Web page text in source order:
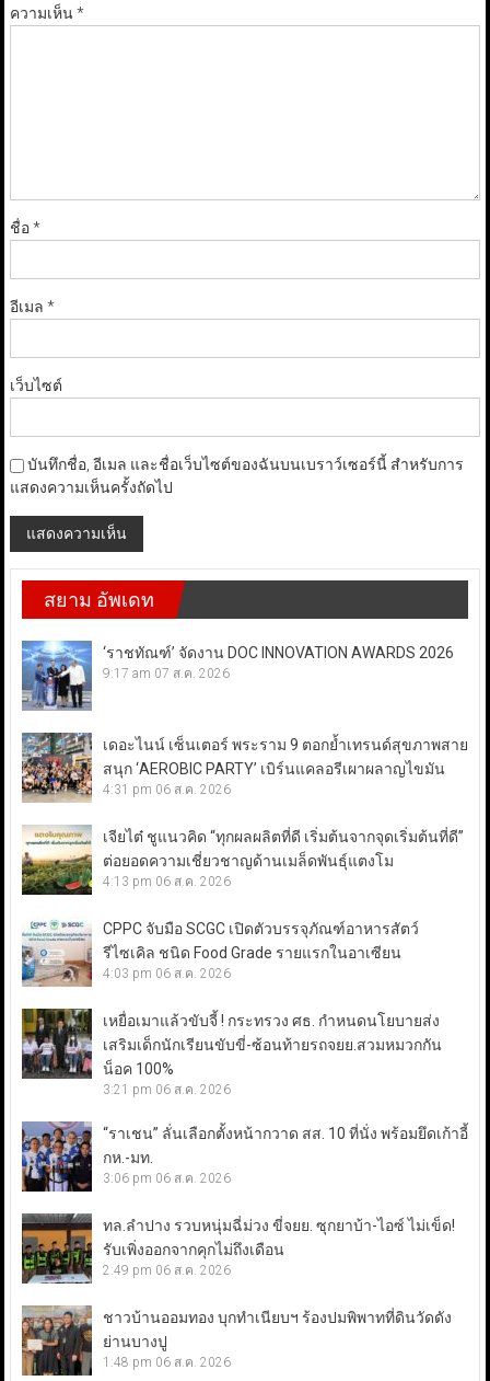
ความเห็น*
ชื่อ*
อีเมล *
เว็บไซต์
บันทึกชื่อ, อีเมล และชื่อเว็บไซต์ของฉันบนเบราว์เซอร์นี้ สำหรับการ
แสดงความเห็นครั้งถัดไป
สยาม อัพเดท
‘ราชทัณฑ์’ จัดงาน DOC INNOVATION AWARDS 2026
9:17 am 07 ส.ค. 2026
เดอะไนน์ เซ็นเตอร์ พระราม 9 ตอกย้ำเทรนด์สุขภาพสาย
สนุก ‘AEROBIC PARTY’ เบิร์นแคลอรีเผาผลาญไขมัน
4:31 pm 06 ส.ค. 2026
เจียไต๋ ชูแนวคิด “ทุกผลผลิตที่ดี เริ่มต้นจากจุดเริ่มต้นที่ดี”
ต่อยอดความเชี่ยวชาญด้านเมล็ดพันธุ์แตงโม
4:13 pm 06 ส.ค. 2026
CPPC จับมือ SCGC เปิดตัวบรรจุภัณฑ์อาหารสัตว์
รีไซเคิล ชนิด Food Grade รายแรกในอาเซียน
4:03 pm 06 ส.ค. 2026
เหยื่อเมาแล้วขับจี้ ! กระทรวง ศธ. กำหนดนโยบายส่ง
เสริมเด็กนักเรียนขับขี่-ซ้อนท้ายรถจยย.สวมหมวกกัน
น็อค 100%
3:21 pm 06 ส.ค. 2026
“ราเชน” ลั่นเลือกตั้งหน้ากวาด สส. 10 ที่นั่ง พร้อมยึดเก้าอี้
กห.-มท.
3:06 pm 06 ส.ค. 2026
ทล.ลำปาง รวบหนุ่มฉี่ม่วง ขี่จยย. ซุกยาบ้า-ไอซ์ ไม่เข็ด!
รับเพิ่งออกจากคุกไม่ถึงเดือน
2:49 pm 06 ส.ค. 2026
ชาวบ้านออมทอง บุกทำเนียบฯ ร้องปมพิพาทที่ดินวัดดัง
ย่านบางปู
1:48 pm 06 ส.ค. 2026